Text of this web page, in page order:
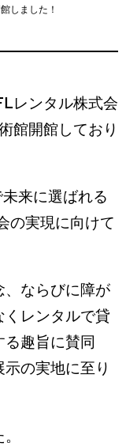
レンタル株式会
館開館しており
来に選ばれる
の実現に向けて
、ならびに障が
レンタルで貸
る趣旨に賛同
の実地に至り